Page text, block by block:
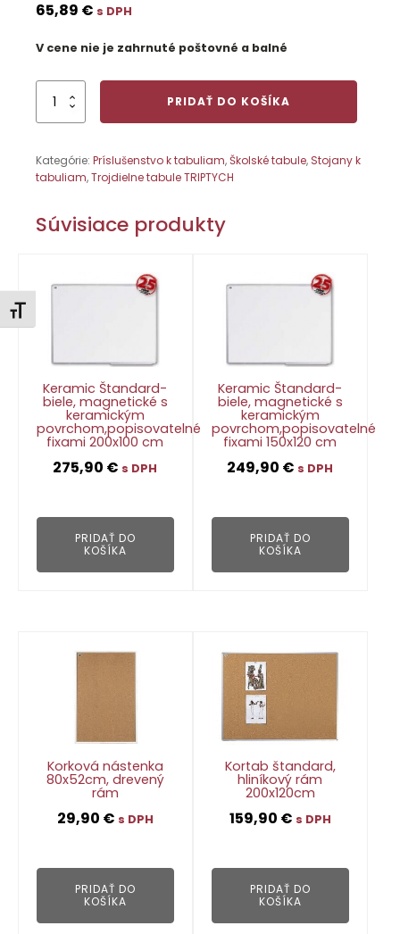
Zmeniť veľkosť písma
65,89 € s DPH
V cene nie je zahrnuté poštovné a balné
množstvo
Odkladacia
200
cm
tabuliam
triptych
PRIDAŤ DO KOŠÍKA
Kategórie: Príslušenstvo k tabuliam,Školské tabule, Stojany k
tabuliam,Trojdielne tabule TRIPTYCH
Súvisiace produkty
Keramic Štandard-
biele, magnetické s
keramickým
povrchom,popisovatelné
fixami 200x100 cm
275,90 € s DPH
PRIDAŤ DO
KOŠÍKA
Keramic Štandard-
biele, magnetické s
keramickým
povrchom,popisovatelné
fixami 150x120 cm
249,90 € s DPH
PRIDAŤ DO
KOŠÍKA
Korková nástenka
80x52cm, drevený
rám
29,90 € s DPH
PRIDAŤ DO
KOŠÍKA
Kortab štandard,
hliníkový rám
200x120cm
159,90 € s DPH
PRIDAŤ DO
KOŠÍKA